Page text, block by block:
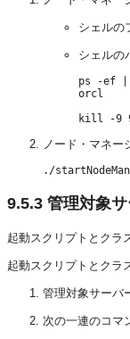
シェルの
シェルの
ps -ef |
orcl
ノード・マネー
9.5.3 管理対象
起動スクリプトとクラ
起動スクリプトとクラ
管理対象サーバ
次の一連のコマ